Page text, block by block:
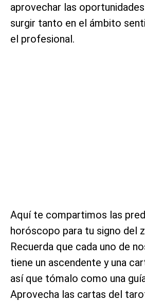
aprovechar las
surgir tanto en el ámbito
el profesional.
Aquí te compartimos las
horóscopo para tu signo del
Recuerda que cada uno de
tiene un ascendente y una
así que tómalo como una
Aprovecha las cartas del